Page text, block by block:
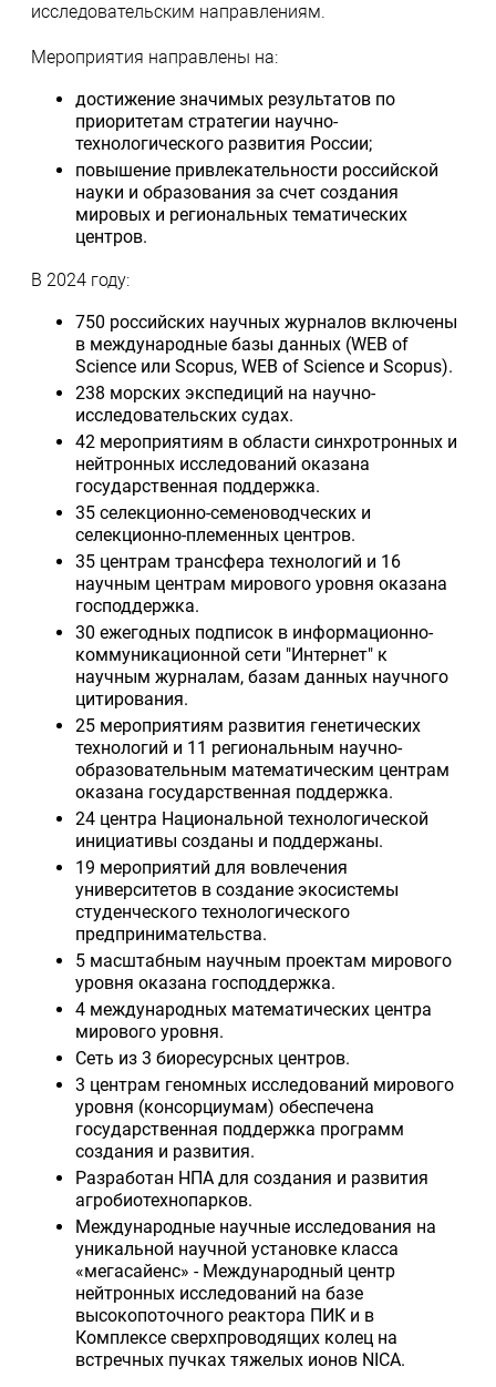
исследовательским направлениям.
Мероприятия направлены на:
достижение значимых результатов по
приоритетам стратегии научно-
технологического развития России;
повышение привлекательности российской
науки и образования за счет создания
мировых и региональных тематических
центров.
В 2024 году:
750 российских научных журналов включены
в международные базы данных (WEB of
Science или Scopus, WEB of Science и Scopus).
238 морских экспедиций на научно-
исследовательских судах.
42 мероприятиям в области синхротронных и
нейтронных исследований оказана
государственная поддержка.
35 селекционно-семеноводческих и
селекционно-племенных центров.
35 центрам трансфера технологий и 16
научным центрам мирового уровня оказана
господдержка.
30 ежегодных подписок в информационно-
коммуникационной сети "Интернет" к
научным журналам, базам данных научного
цитирования.
25 мероприятиям развития генетических
технологий и 11 региональным научно-
образовательным математическим центрам
оказана государственная поддержка.
24 центра Национальной технологической
инициативы созданы и поддержаны.
19 мероприятий для вовлечения
университетов в создание экосистемы
студенческого технологического
предпринимательства.
5 масштабным научным проектам мирового
уровня оказана господдержка.
4 международных математических центра
мирового уровня.
Сеть из 3 биоресурсных центров.
3 центрам геномных исследований мирового
уровня (консорциумам) обеспечена
государственная поддержка программ
создания и развития.
Разработан НПА для создания и развития
агробиотехнопарков.
Международные научные исследования на
уникальной научной установке класса
«мегасайенс» - Международный центр
нейтронных исследований на базе
высокопоточного реактора ПИК и в
Комплексе сверхпроводящих колец на
встречных пучках тяжелых ионов NICA.